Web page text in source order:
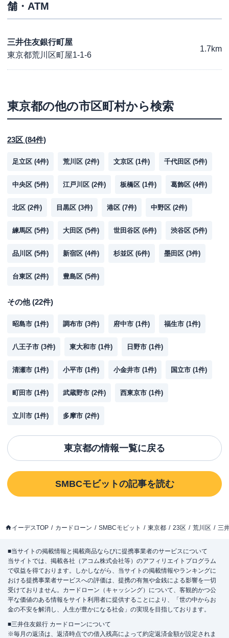
舗・ATM
三井住友銀行町屋
東京都荒川区町屋1-1-6
1.7km
東京都の他の市区町村から検索
23区 (84件)
足立区 (4件) 荒川区 (2件) 文京区 (1件) 千代田区 (5件)
中央区 (5件) 江戸川区 (2件) 板橋区 (1件) 葛飾区 (4件)
北区 (2件) 目黒区 (3件) 港区 (7件) 中野区 (2件)
練馬区 (5件) 大田区 (5件) 世田谷区 (6件) 渋谷区 (5件)
品川区 (5件) 新宿区 (4件) 杉並区 (6件) 墨田区 (3件)
台東区 (2件) 豊島区 (5件)
その他(22件)
昭島市 (1件) 調布市 (3件) 府中市 (1件) 福生市 (1件)
八王子市 (3件) 東大和市 (1件) 日野市 (1件)
清瀬市 (1件) 小平市 (1件) 小金井市 (1件) 国立市 (1件)
町田市 (1件) 武蔵野市 (2件) 西東京市 (1件)
立川市 (1件) 多摩市 (2件)
東京都の情報一覧に戻る
SMBCモビットの記事を読む
イーデスTOP カードローン SMBCモビット 東京都 23区 荒川区 三
■当サイトの掲載情報と掲載商品ならびに提携事業者のサービスについて
当サイトでは、掲載各社（アコム株式会社等）のアフィリエイトプログラム
で収益を得ております。しかしながら、当サイトの掲載情報やランキングに
おける提携事業者サービスへの評価は、提携の有無や金銭による影響を一切
受けておりません。カードローン（キャッシング）について、客観的かつ公
平な価値のある情報をサイト利用者に提供することにより、「世の中からお
金の不安を解消し、人生が豊かになる社会」の実現を目指しております。
■三井住友銀行 カードローンについて
※毎月の返済は、返済時点での借入残高によって約定返済金額が設定されま